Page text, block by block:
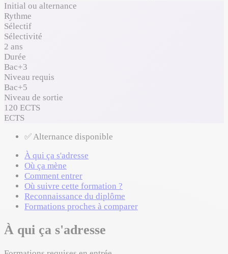
Initial ou alternance
Rythme
Sélectif
Sélectivité
2 ans
Durée
Bac+3
Niveau requis
Bac+5
Niveau de sortie
120 ECTS
ECTS
✅ Alternance disponible
À qui ça s'adresse
Où ça mène
Comment entrer
Où suivre cette formation ?
Reconnaissance du diplôme
Formations proches à comparer
À qui ça s'adresse